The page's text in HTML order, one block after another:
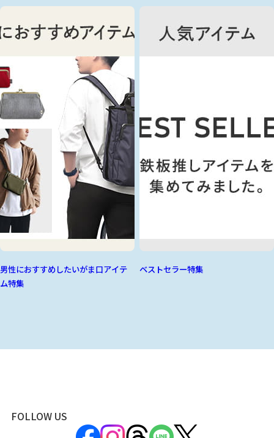
男性におすすめしたいがま口アイテ
ム特集
ベストセラー特集
FOLLOW US